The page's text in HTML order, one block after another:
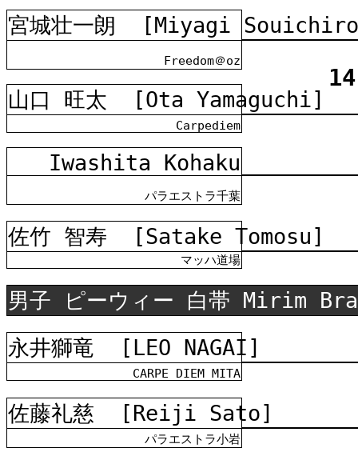
宮城壮一朗 [Miyagi
Freedom＠oz
14
山口 旺太 [Ota Yamaguchi]
Carpediem
Iwashita Kohaku
パラエストラ千葉
佐竹 智寿 [Satake Tomosu]
マッハ道場
男子 ピーウィー 白帯 Mirim
永井獅竜
[LEO NAGAI]
CARPE DIEM MITA
佐藤礼慈 [Reiji Sato]
パラエストラ小岩